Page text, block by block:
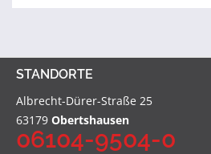
STANDORTE
Albrecht-Dürer-Straße 25
63179 Obertshausen
06104-9504-0